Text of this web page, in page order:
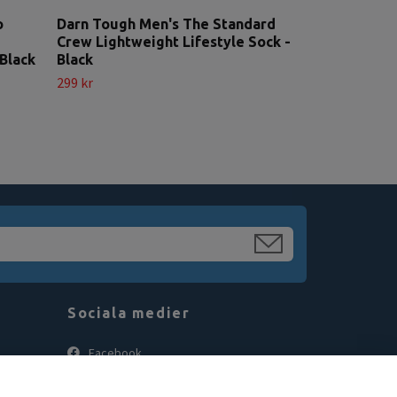
Darn Tough Men's The Standard
Crew Lightweight Lifestyle Sock -
Black
299 kr
Sociala medier
Facebook